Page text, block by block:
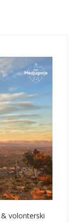
volonterski